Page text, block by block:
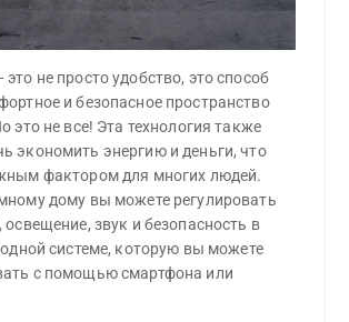
не просто удобство, это способ
и безопасное пространство
это не все! Эта технология также
экономить энергию и деньги, что
фактором для многих людей.
дому вы можете регулировать
освещение, звук и безопасность в
системе, которую вы можете
с помощью смартфона или